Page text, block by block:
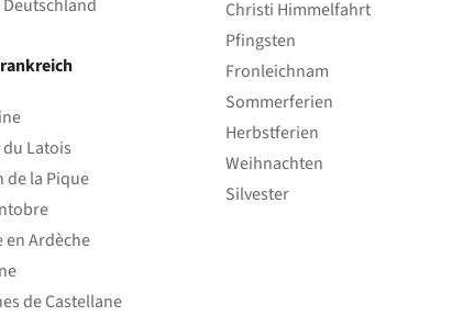
du Latois
de la Pique
en Ardèche
de Castellane
Christi Himmelfahrt
Pfingsten
Fronleichnam
Sommerferien
Herbstferien
Weihnachten
Silvester